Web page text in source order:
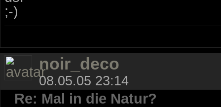
;-)
noir_deco
08.05.05 23:14
Re: Mal in die Natur?